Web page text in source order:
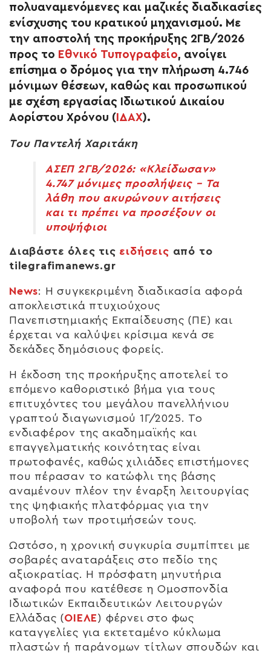
πολυαναμενόμενες και μαζικές διαδικασίες
ενίσχυσης του κρατικού μηχανισμού. Με
την αποστολή της προκήρυξης 2ΓΒ/2026
προς το Εθνικό Τυπογραφείο, ανοίγει
επίσημα ο δρόμος για την πλήρωση 4.746
μόνιμων θέσεων, καθώς και προσωπικού
με σχέση εργασίας Ιδιωτικού Δικαίου
Αορίστου Χρόνου (ΙΔΑΧ).
Του Παντελή Χαριτάκη
ΑΣΕΠ 2ΓΒ/2026: «Κλείδωσαν»
4.747 μόνιμες προσλήψεις – Τα
λάθη που ακυρώνουν αιτήσεις
και τι πρέπει να προσέξουν οι
υποψήφιοι
Διαβάστε όλες τις ειδήσεις από το
tilegrafimanews.gr
News: Η συγκεκριμένη διαδικασία αφορά
αποκλειστικά πτυχιούχους
Πανεπιστημιακής Εκπαίδευσης (ΠΕ) και
έρχεται να καλύψει κρίσιμα κενά σε
δεκάδες δημόσιους φορείς.
Η έκδοση της προκήρυξης αποτελεί το
επόμενο καθοριστικό βήμα για τους
επιτυχόντες του μεγάλου πανελλήνιου
γραπτού διαγωνισμού 1Γ/2025. Το
ενδιαφέρον της ακαδημαϊκής και
επαγγελματικής κοινότητας είναι
πρωτοφανές, καθώς χιλιάδες επιστήμονες
που πέρασαν το κατώφλι της βάσης
αναμένουν πλέον την έναρξη λειτουργίας
της ψηφιακής πλατφόρμας για την
υποβολή των προτιμήσεών τους.
Ωστόσο, η χρονική συγκυρία συμπίπτει με
σοβαρές αναταράξεις στο πεδίο της
αξιοκρατίας. Η πρόσφατη μηνυτήρια
αναφορά που κατέθεσε η Ομοσπονδία
Ιδιωτικών Εκπαιδευτικών Λειτουργών
Ελλάδας (ΟΙΕΛΕ) φέρνει στο φως
καταγγελίες για εκτεταμένο κύκλωμα
πλαστών ή παράνομων τίτλων σπουδών και